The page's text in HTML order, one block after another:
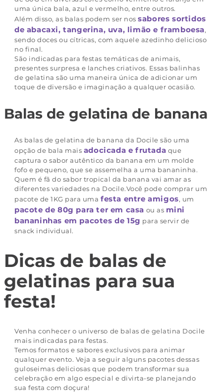
uma única bala, azul e vermelho, entre outros.
Além disso, as balas podem ser nossabores sortidos
de abacaxi, tangerina, uva, limão e framboesa,
sendo doces ou cítricas, com aquele azedinho delicioso
no final.
São indicadas para festas temáticas de animais,
presentes surpresa e lanches criativos. Essas balinhas
de gelatina são uma maneira única de adicionar um
toque de diversão e imaginação a qualquer ocasião.
Balas de gelatina de banana
As balas de gelatina de banana da Docile são uma
opção de bala mais adocicada e frutada que
captura o sabor autêntico da banana em um molde
fofo e pequeno, que se assemelha a uma bananinha.
Quem é fã do sabor tropical da banana vai amar as
diferentes variedades na Docile.Você pode comprar um
pacote de 1KG para uma festa entre amigos, um
pacote de 80g para ter em casa ou as mini
bananinhas em pacotes de 15g para servir de
snack individual.
Dicas de balas de
gelatinas para sua
festa!
Venha conhecer o universo de balas de gelatina Docile
mais indicadas para festas.
Temos formatos e sabores exclusivos para animar
qualquer evento. Veja a seguir alguns pacotes dessas
guloseimas deliciosas que podem transformar sua
celebração em algo especial e divirta-se planejando
sua festa com doçura!